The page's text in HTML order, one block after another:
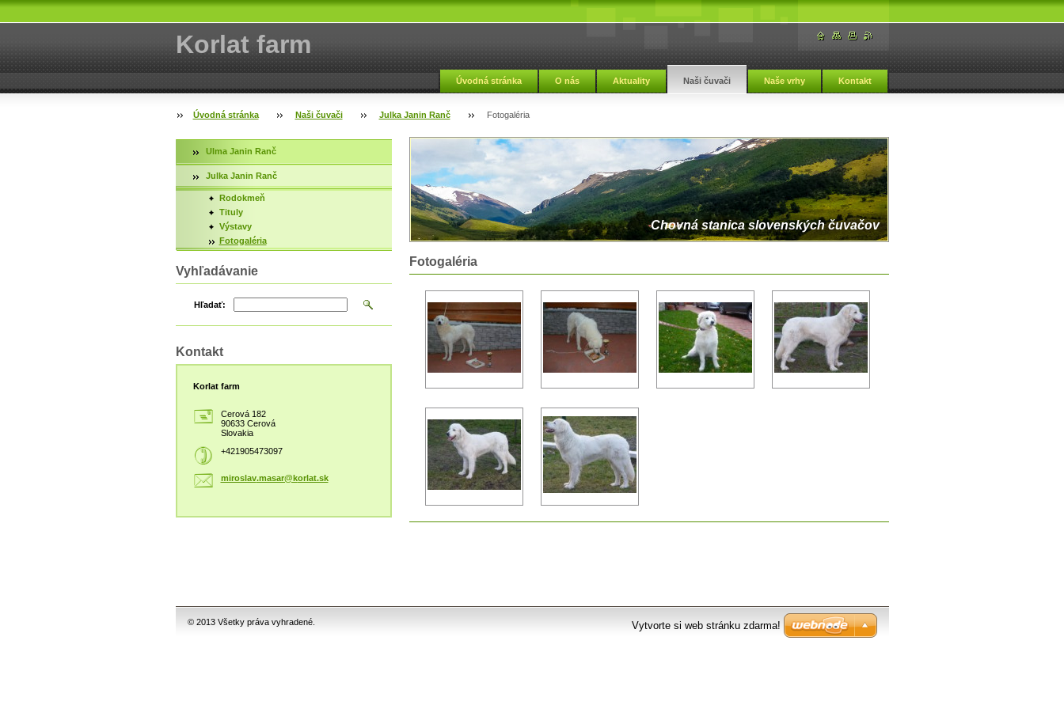
Korlat farm
Úvodná stránka O nás Aktuality Naši čuvači Naše vrhy Kontakt
Úvodná stránka Naši čuvači Julka Janin Ranč Fotogaléria
Chovná stanica slovenských čuvačov
Fotogaléria
Ulma Janin Ranč
Julka Janin Ranč
Rodokmeň
Tituly
Výstavy
Fotogaléria
Vyhľadávanie
Hľadať:
Kontakt
Korlat farm
Cerová 182
90633 Cerová
Slovakia
+421905473097
miroslav.masar@korlat.sk
© 2013 Všetky práva vyhradené. Vytvorte si web stránku zdarma!